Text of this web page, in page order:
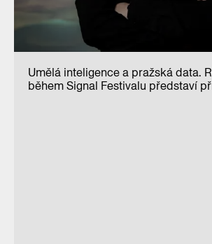
Umělá inteligence a pražská data.
během Signal Festivalu představí